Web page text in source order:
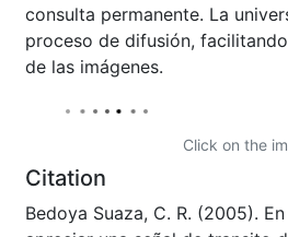
consulta permanente. La
proceso de difusión,
de las imágenes.
Click on the
Citation
Bedoya Suaza, C. R. (2005).